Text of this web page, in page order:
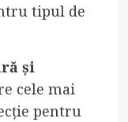
tipul de
și
cele mai
pentru